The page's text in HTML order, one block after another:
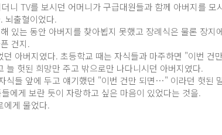
니 TV를 보시던 어머니가 구급대원들과 함께 아버지를 모
뇌출혈이었다.
있는 동안 아버지를 찾아뵙지 못했고 장례식은 물론 장지
건지.
던 아버지였다. 초등학교 때는 자식들과 마주하면 "이번
늘 헛된 희망만 주고 밖으로만 나다니시던 아버지였다.
식들 앞에 두고 얘기했던 "이번 건만 되면…" 이라던 헛된
에게 보란 듯이 자랑하고 싶은 마음이 있었다는 것을.
에게 물었다.